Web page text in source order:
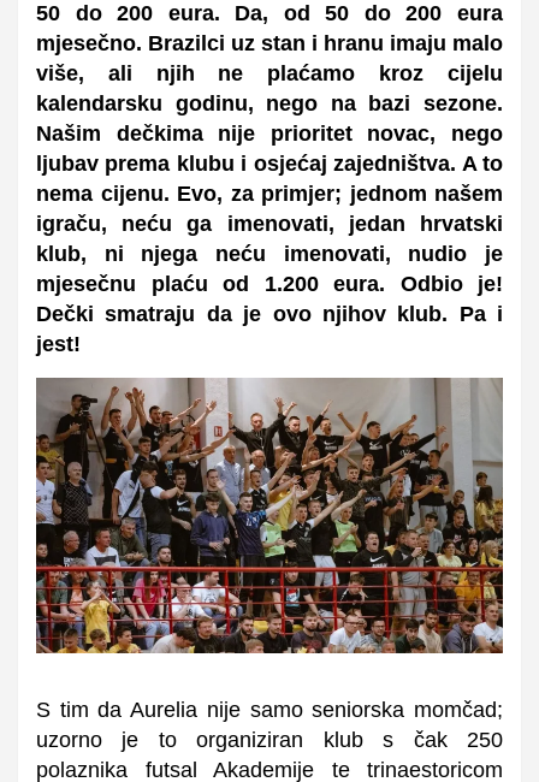
50 do 200 eura. Da, od 50 do 200 eura
mjesečno. Brazilci uz stan i hranu imaju malo
više, ali njih ne plaćamo kroz cijelu
kalendarsku godinu, nego na bazi sezone.
Našim dečkima nije prioritet novac, nego
ljubav prema klubu i osjećaj zajedništva. A to
nema cijenu. Evo, za primjer; jednom našem
igraču, neću ga imenovati, jedan hrvatski
klub, ni njega neću imenovati, nudio je
mjesečnu plaću od 1.200 eura. Odbio je!
Dečki smatraju da je ovo njihov klub. Pa i
jest!
S tim da Aurelia nije samo seniorska momčad;
uzorno je to organiziran klub s čak 250
polaznika futsal Akademije te trinaestoricom